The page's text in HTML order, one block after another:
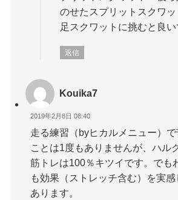
のせたスプリットスクワ
足スクワットに挑むと良い
返信
Kouika7
2019年2月8日 08:40
走る練習（byヒカルメニュー）
ことは1度もありませんが、ハル
筋トレは100％キツイです。でも
も効果（ストレッチ含む）を実
あります。